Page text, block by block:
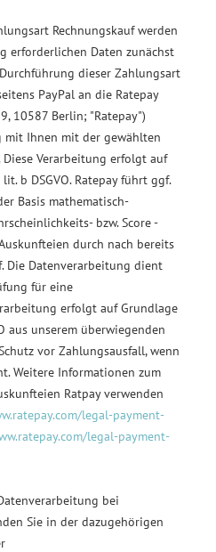
Rechnungskauf werden
erforderlichen Daten zunächst
dieser Zahlungsart
PayPal an die Ratepay
10587 Berlin; "Ratepay")
Ihnen mit der gewählten
Verarbeitung erfolgt auf
b DSGVO. Ratepay führt ggf.
Basis mathematisch-
bzw. Score -
durch nach bereits
Die Datenverarbeitung dient
für eine
erfolgt auf Grundlage
aus unserem überwiegenden
vor Zahlungsausfall, wenn
Weitere Informationen zum
Ratpay verwenden
legal-payment-
legal-payment-
bei
Sie in der dazugehörigen